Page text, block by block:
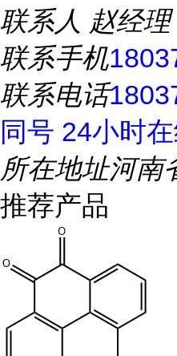
联系人 赵经理
联系手机
联系电话
同号 24小时
所在地址河南
推荐产品